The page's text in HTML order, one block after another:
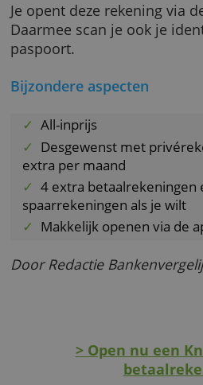
verzekeringen afsluiten,
bedrijfs- of
rechtsbijstand en tegen
Zoek je als kleine
zakelijke rekening met
basisvoorzieningen, dan
ons betreft een
Je opent deze rekening
Daarmee scan je ook je
Desgewenst met
extra per maand